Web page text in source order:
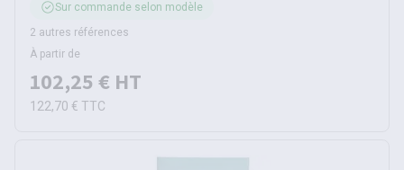
Sur commande selon modèle
2 autres références
À partir de
102,25 € HT
122,70 € TTC